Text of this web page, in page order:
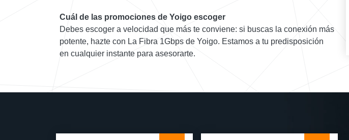
Cuál de las promociones de Yoigo escoger
Debes escoger a velocidad que más te conviene: si buscas la conexión más
potente, hazte con La Fibra 1Gbps de Yoigo. Estamos a tu predisposición
en cualquier instante para asesorarte.